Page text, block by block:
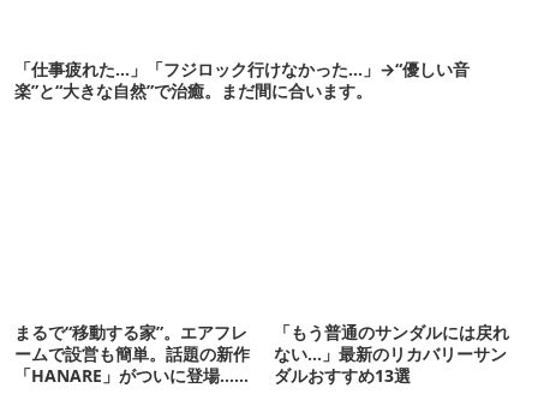
「仕事疲れた…」「フジロック行けなかった…」→“優しい音
楽”と“大きな自然”で治癒。まだ間に合います。
まるで“移動する家”。エアフレ
ームで設営も簡単。話題の新作
「HANARE」がついに登場…！
「もう普通のサンダルには戻れ
ない…」最新のリカバリーサン
ダルおすすめ13選